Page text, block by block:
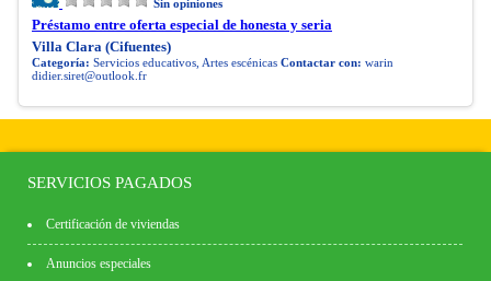
Sin opiniones
Préstamo entre oferta especial de honesta y seria
Villa Clara (Cifuentes)
Categoría: Servicios educativos, Artes escénicas Contactar con: warin
didier.siret@outlook.fr
SERVICIOS PAGADOS
Certificación de viviendas
Anuncios especiales